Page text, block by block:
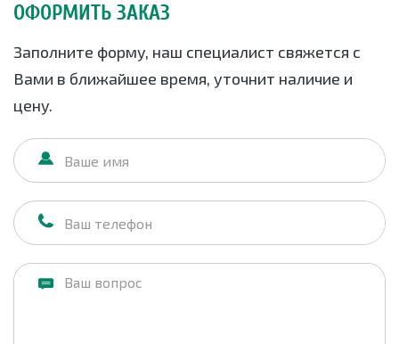
ОФОРМИТЬ ЗАКАЗ
Заполните форму, наш специалист свяжется с
Вами в ближайшее время, уточнит наличие и
цену.